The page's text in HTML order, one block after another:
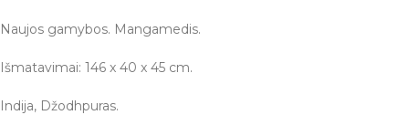
Naujos gamybos. Mangamedis.
Išmatavimai: 146 x 40 x 45 cm.
Indija, Džodhpuras.